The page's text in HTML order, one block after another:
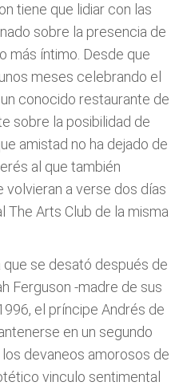
tiene que lidiar con las
sobre la presencia de
más íntimo. Desde que
meses celebrando el
conocido restaurante de
sobre la posibilidad de
amistad no ha dejado de
al que también
volvieran a verse dos días
The Arts Club de la misma
se desató después de
Ferguson -madre de sus
el príncipe Andrés de
en un segundo
devaneos amorosos de
vinculo sentimental